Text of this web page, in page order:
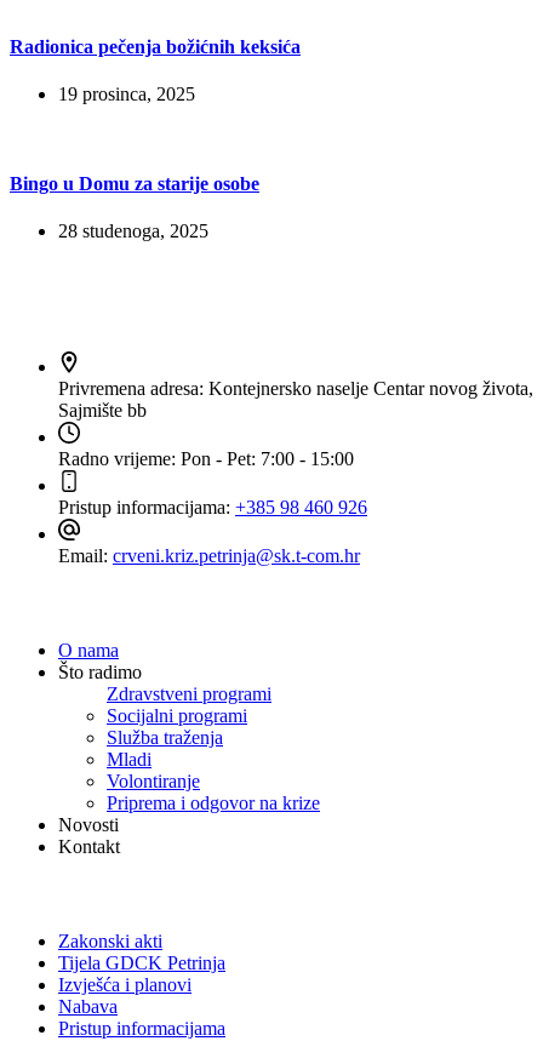
Radionica pečenja božićnih keksića
19 prosinca, 2025
Bingo u Domu za starije osobe
28 studenoga, 2025
Privremena adresa: Kontejnersko naselje Centar novog života,
Sajmište bb
Radno vrijeme: Pon - Pet: 7:00 - 15:00
Pristup informacijama: +385 98 460 926
Email: crveni.kriz.petrinja@sk.t-com.hr
O nama
Što radimo
Zdravstveni programi
Socijalni programi
Služba traženja
Mladi
Volontiranje
Priprema i odgovor na krize
Novosti
Kontakt
Zakonski akti
Tijela GDCK Petrinja
Izvješća i planovi
Nabava
Pristup informacijama